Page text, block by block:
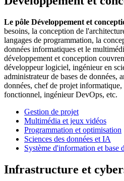
Le pôle Développement et
besoins, la conception de
langages de programmation, la
données informatiques et le
développement et conception
développeur logiciel, ingénieur en
administrateur de bases de données,
données, chef de projet
fonctionnel, ingénieur DevOps, etc.
Gestion de projet
Multimédia et jeux vidéos
Programmation et optimisation
Sciences des données et IA
Système d'information et base
Infrastructure et